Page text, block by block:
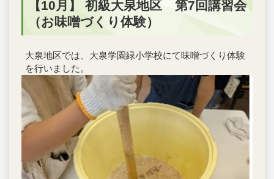
【10月】 初級大泉地区 第7回講習会
（お味噌づくり体験）
大泉地区では、大泉学園緑小学校にて味噌づくり体験
を行いました。